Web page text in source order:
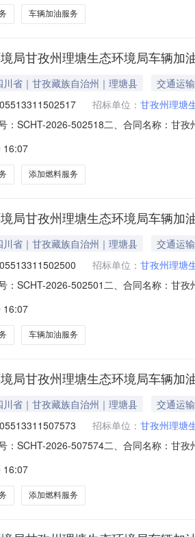
车辆加油服务
局甘孜州理塘生态环境局车辆
川省｜甘孜藏族自治州｜理塘县
交通运输
招标单位： 甘孜州理塘
：SCHT-2026-502518二、合同名称：甘
式：13990492094供应商(乙方)：中国石
16:07
添加燃料服务
局甘孜州理塘生态环境局车辆
川省｜甘孜藏族自治州｜理塘县
交通运输
招标单位： 甘孜州理塘
：SCHT-2026-502501二、合同名称：甘
式：13990492094供应商(乙方)：中国石
16:07
车辆加油服务
局甘孜州理塘生态环境局车辆
川省｜甘孜藏族自治州｜理塘县
交通运输
招标单位： 甘孜州理塘
：SCHT-2026-507574二、合同名称：甘
式：13990492094供应商(乙方)：中国石
16:07
添加燃料服务